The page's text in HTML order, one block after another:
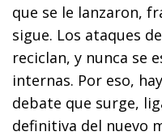
que se le lanzaron,
sigue. Los ataques
reciclan, y nunca se
internas. Por eso,
debate que surge,
definitiva del nuevo